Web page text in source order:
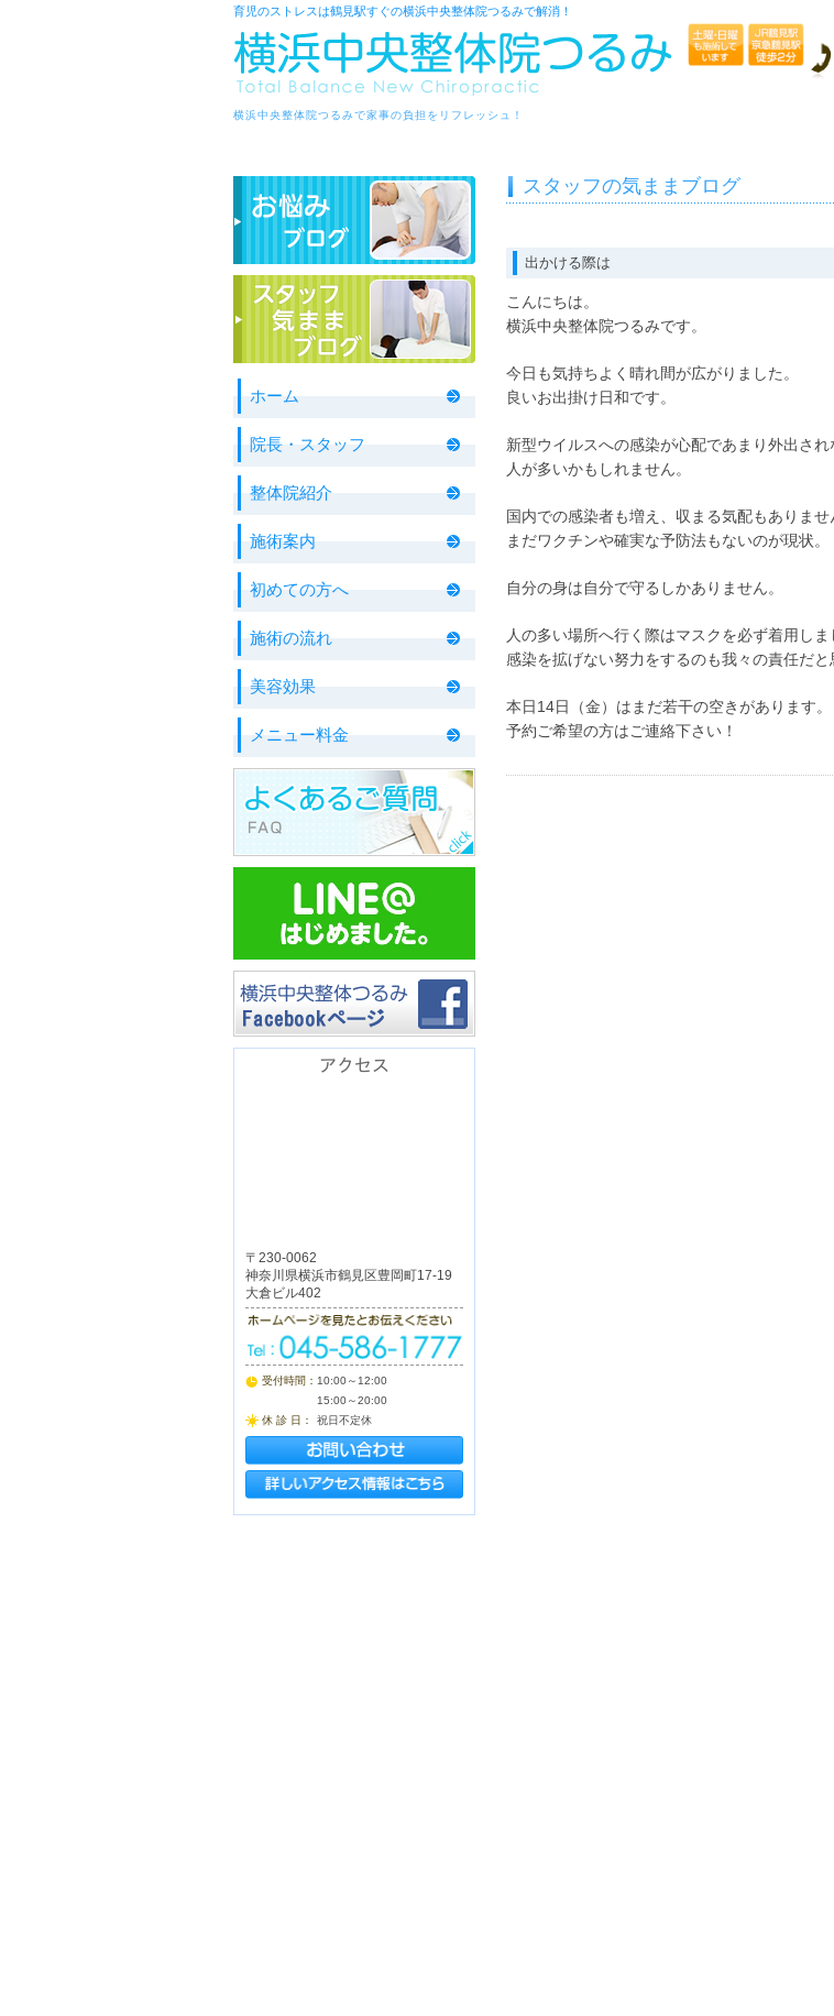
育児のストレスは鶴見駅すぐの横浜中央整体院つるみで解消！
横浜中央整体院つるみで家事の負担をリフレッシュ！
スタッフの気ままブログ
出かける際は
こんにちは。
横浜中央整体院つるみです。
今日も気持ちよく晴れ間が広がりました。
良いお出掛け日和です。
新型ウイルスへの感染が心配であまり外出され
人が多いかもしれません。
国内での感染者も増え、収まる気配もありませ
まだワクチンや確実な予防法もないのが現状。
自分の身は自分で守るしかありません。
人の多い場所へ行く際はマスクを必ず着用しま
感染を拡げない努力をするのも我々の責任だと
本日14日（金）はまだ若干の空きがあります。
予約ご希望の方はご連絡下さい！
ホーム
院長・スタッフ
整体院紹介
施術案内
初めての方へ
施術の流れ
美容効果
メニュー料金
アクセス
〒230-0062
神奈川県横浜市鶴見区豊岡町17-19
大倉ビル402
受付時間： 10:00～12:00
15:00～20:00
休 診 日：
祝日不定休